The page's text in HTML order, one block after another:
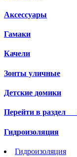
Аксессуары
Гамаки
Качели
Зонты уличные
Детские домики
Перейти в раздел
Гидроизоляция
Гидроизоляция